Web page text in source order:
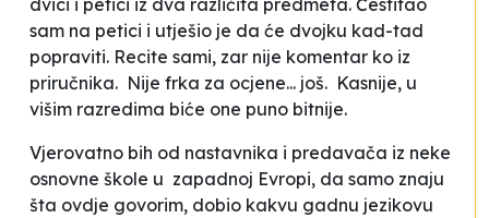
dvici i petici iz dva različita predmeta. Čestitao
sam na petici i utješio je da će dvojku kad-tad
popraviti. Recite sami, zar nije komentar ko iz
priručnika. Nije frka za ocjene... još. Kasnije, u
višim razredima biće one puno bitnije.
Vjerovatno bih od nastavnika i predavača iz neke
osnovne škole u zapadnoj Evropi, da samo znaju
šta ovdje govorim, dobio kakvu gadnu jezikovu